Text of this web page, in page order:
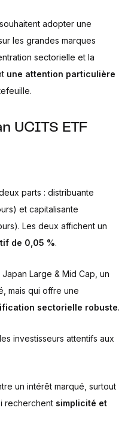
adopter une
les grandes marques
sectorielle et la
une attention particulière
UCITS ETF
parts : distribuante
et capitalisante
Les deux affichent un
de 0,05 %.
Large & Mid Cap, un
mais qui offre une
sectorielle robuste.
investisseurs attentifs aux
un intérêt marqué, surtout
recherchent simplicité et